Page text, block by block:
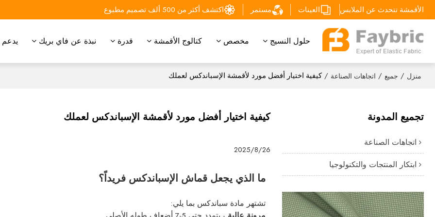
الأقمشة تتحدث عن الملابس العينات مستمر اكتشف أكثر من 500 ألف تصميم مطبوع
حلول النسيج مخصص كتالوج الأقمشة قدرة نبذة عن فاي بريك يدعم
منزل / جميع / اتجاهات الصناعة / كيفية اختيار أفضل مورد لأقمشة الإسباندكس لعملك
كيفية اختيار أفضل مورد لأقمشة الإسباندكس لعملك
2025/8/26
ما الذي يجعل قماش الإسباندكس فريداً؟
تشتهر مادة سباندكس بما يلي:
تجميع المدونة
اتجاهات الصناعة
ابتكار المنتجات والتكنولوجيا